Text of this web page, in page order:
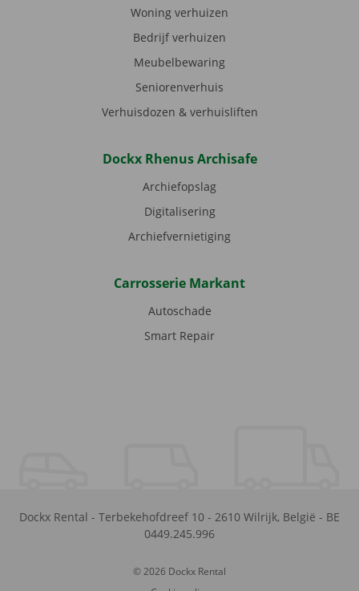
Woning verhuizen
Bedrijf verhuizen
Meubelbewaring
Seniorenverhuis
Verhuisdozen & verhuisliften
Dockx Rhenus Archisafe
Archiefopslag
Digitalisering
Archiefvernietiging
Carrosserie Markant
Autoschade
Smart Repair
Dockx Rental - Terbekehofdreef 10 - 2610 Wilrijk, België - BE
0449.245.996
© 2026 Dockx Rental